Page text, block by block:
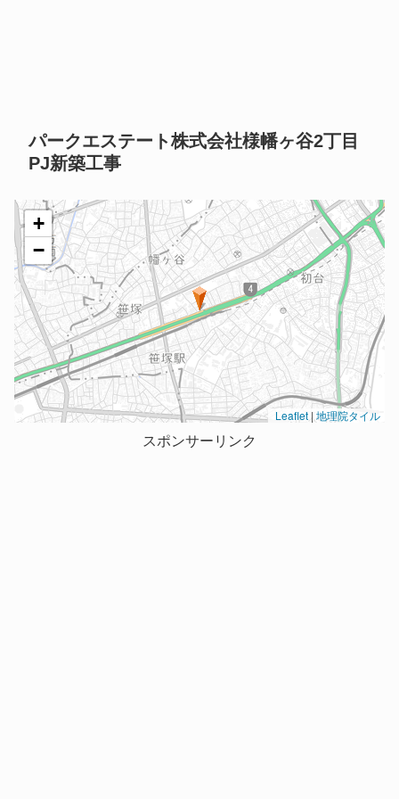
パークエステート株式会社様幡ヶ谷2丁目
PJ新築工事
+
−
Leaflet| 地理院タイル
スポンサーリンク